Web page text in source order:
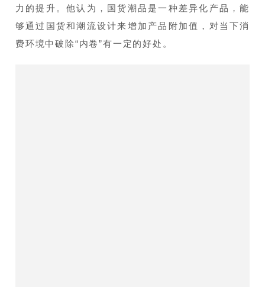
力的提升。他认为，国货潮品是一种差异化产品，能
够通过国货和潮流设计来增加产品附加值，对当下消
费环境中破除“内卷”有一定的好处。